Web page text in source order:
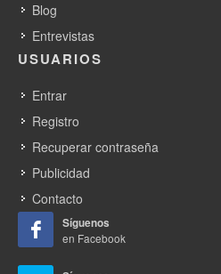
Blog
Entrevistas
USUARIOS
Entrar
Registro
Recuperar contraseña
Publicidad
Contacto
Síguenos
en Facebook